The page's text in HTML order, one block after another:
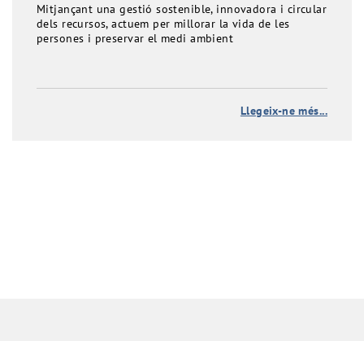
Mitjançant una gestió sostenible, innovadora i circular
dels recursos, actuem per millorar la vida de les
persones i preservar el medi ambient
Llegeix-ne més...